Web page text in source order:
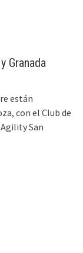
Granada
están
con el Club de
San